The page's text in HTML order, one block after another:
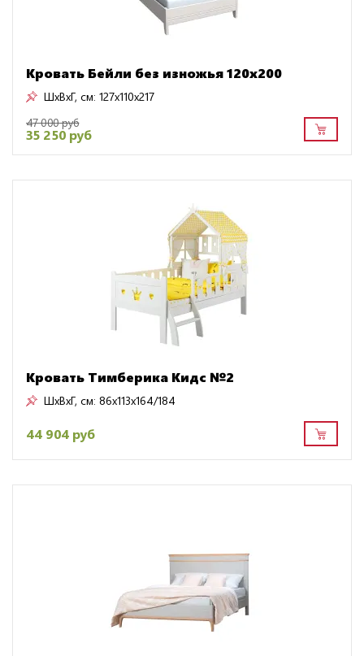
Кровать Бейли без изножья 120х200
ШxВxГ, см: 127x110x217
47 000 руб
35 250 руб
Кровать Тимберика Кидс №2
ШxВxГ, см: 86x113x164/184
44 904 руб